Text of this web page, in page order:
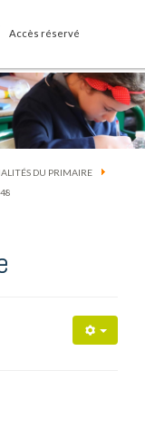
Accès réservé
DU PRIMAIRE